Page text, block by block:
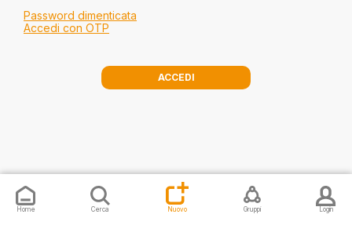
Password dimenticata
Accedi con OTP
ACCEDI
Invia una segnalazione Proponi
Home Cerca Nuovo Gruppi Login